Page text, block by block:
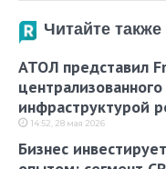
Читайте
АТОЛ представил
инфраструктурой
14:52, 28 мая 2026
Бизнес